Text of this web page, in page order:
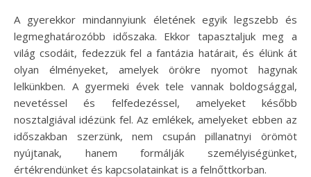
A gyerekkor mindannyiunk életének egyik legszebb és
legmeghatározóbb időszaka. Ekkor tapasztaljuk meg a
világ csodáit, fedezzük fel a fantázia határait, és élünk át
olyan élményeket, amelyek örökre nyomot hagynak
lelkünkben. A gyermeki évek tele vannak boldogsággal,
nevetéssel és felfedezéssel, amelyeket később
nosztalgiával idézünk fel. Az emlékek, amelyeket ebben az
időszakban szerzünk, nem csupán pillanatnyi örömöt
nyújtanak, hanem formálják személyiségünket,
értékrendünket és kapcsolatainkat is a felnőttkorban.